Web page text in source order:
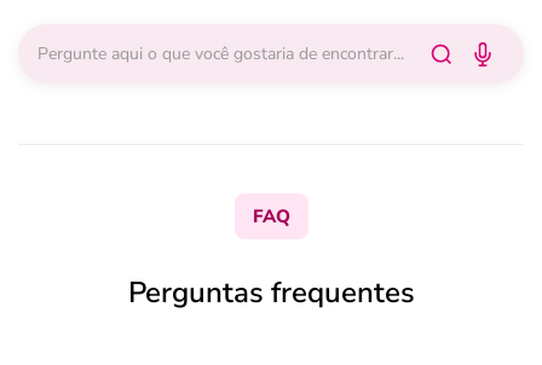
FAQ
Perguntas frequentes